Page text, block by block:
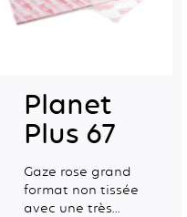
Planet
Plus 67
Gaze rose grand
format non tissée
avec une très